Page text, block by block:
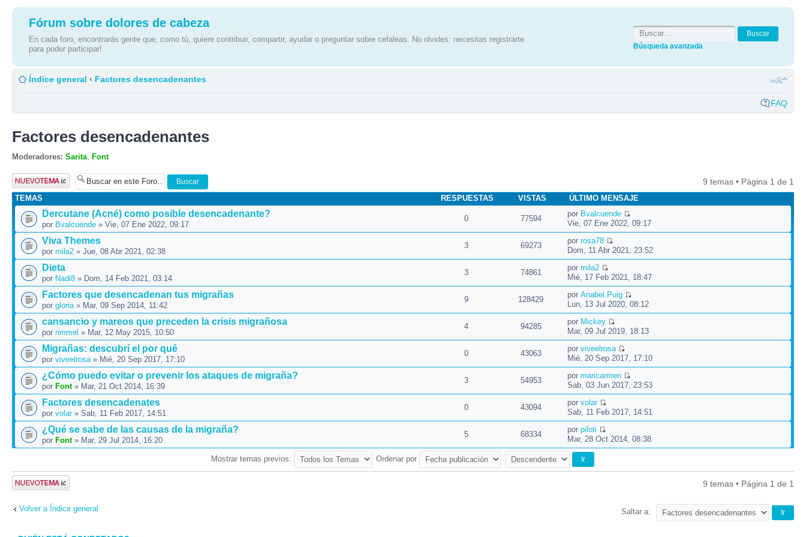
Fórum sobre dolores de cabeza
En cada foro, encontrarás gente que, como tú, quiere contribuir, compartir, ayudar o preguntar sobre cefaleas. No olvides: necesitas registrarte
para poder participar!
Búsqueda avanzada
Índice general ‹ Factores desencadenantes
FAQ
Factores desencadenantes
Moderadores: Sarita Font
Publicar un
nuevo tema
9 temas • Página 1 de 1
TEMAS RESPUESTAS VISTAS ÚLTIMO MENSAJE
Dercutane (Acné) como posible desencadenante?
por Bvalcuende » Vie, 07 Ene 2022, 09:17
0 77594
por Bvalcuende
Vie, 07 Ene 2022, 09:17
Viva Themes
por mila2 » Jue, 08 Abr 2021, 02:38
3 69273
porrosa78
Dom, 11 Abr 2021, 23:52
Dieta
por Nadi8 » Dom, 14 Feb 2021, 03:14
3 74861
pormila2
Mié, 17 Feb 2021, 18:47
Factores que desencadenan tus migrañas
por gloria» Mar, 09 Sep 2014, 11:42
9 128429
porAnabel.Puig
Lun, 13 Jul 2020, 08:12
cansancio y mareos que preceden la crisis migrañosa
por rimmel » Mar, 12 May 2015, 10:50
4 94285
por Mickey
Mar, 09 Jul 2019, 18:13
Migrañas: descubrí el por qué
por viveelrosa» Mié, 20 Sep 2017, 17:10
0 43063
porviveelrosa
Mié, 20 Sep 2017, 17:10
¿Cómo puedo evitar o prevenir los ataques de migraña?
por Font» Mar, 21 Oct 2014, 16:39
3 54953
pormaricarmen
Sab, 03 Jun 2017, 23:53
Factores desencadenates
por volar» Sab, 11 Feb 2017, 14:51
0 43094
porvolar
Sab, 11 Feb 2017, 14:51
¿Qué se sabe de las causas de la migraña?
por Font» Mar, 29 Jul 2014, 16:20
5 68334
porpiloti
Mar, 28 Oct 2014, 08:38
Mostrar temas previos: Ordenar por
Publicar un
nuevo tema
9 temas • Página 1 de 1
Volver a Índice general Saltar a: